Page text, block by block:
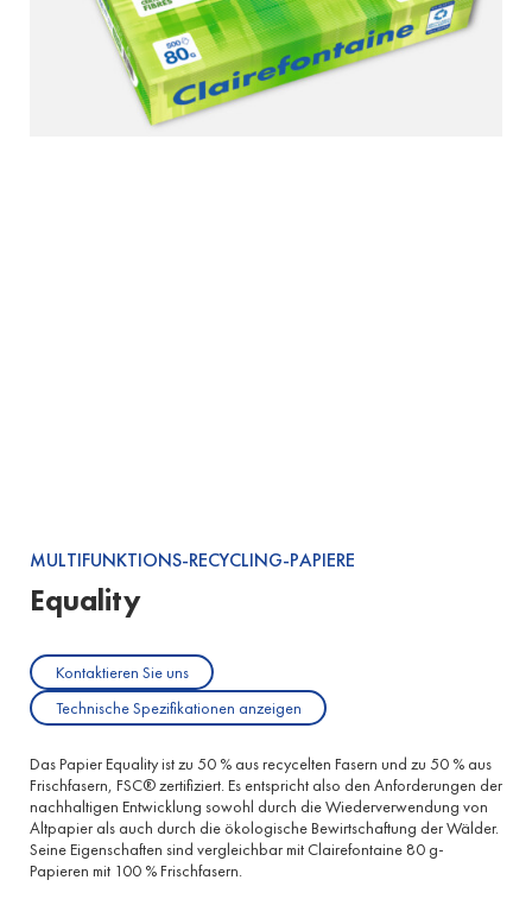
MULTIFUNKTIONS-RECYCLING-PAPIERE
Equality
Kontaktieren Sie uns
Technische Spezifikationen anzeigen
Das Papier Equality ist zu 50 % aus recycelten Fasern und zu 50 % aus
Frischfasern, FSC® zertifiziert. Es entspricht also den Anforderungen der
nachhaltigen Entwicklung sowohl durch die Wiederverwendung von
Altpapier als auch durch die ökologische Bewirtschaftung der Wälder.
Seine Eigenschaften sind vergleichbar mit Clairefontaine 80 g-
Papieren mit 100 % Frischfasern.